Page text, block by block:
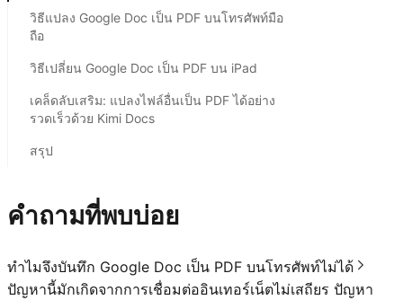
วิธีแปลง Google Doc เป็น PDF บนโทรศัพท์มือ
ถือ
วิธีเปลี่ยน Google Doc เป็น PDF บน iPad
เคล็ดลับเสริม: แปลงไฟล์อื่นเป็น PDF ได้อย่าง
รวดเร็วด้วย Kimi Docs
สรุป
คำถามที่พบบ่อย
ทำไมจึงบันทึก Google Doc เป็น PDF บนโทรศัพท์ไม่ได้
ปัญหานี้มักเกิดจากการเชื่อมต่ออินเทอร์เน็ตไม่เสถียร ปัญหา